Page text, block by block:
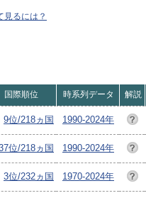
見るには？
国際順位 時系列データ 解説
9位/218ヵ国 1990-2024年
位/218ヵ国 1990-2024年
3位/232ヵ国 1970-2024年